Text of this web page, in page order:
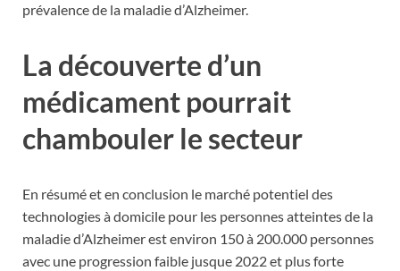
prévalence de la maladie d’Alzheimer.
La découverte d’un
médicament pourrait
chambouler le secteur
En résumé et en conclusion le marché potentiel des
technologies à domicile pour les personnes atteintes de la
maladie d’Alzheimer est environ 150 à 200.000 personnes
avec une progression faible jusque 2022 et plus forte